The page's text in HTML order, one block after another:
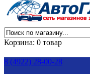
Корзина: 0 товар
8 (4922) 28-00-28